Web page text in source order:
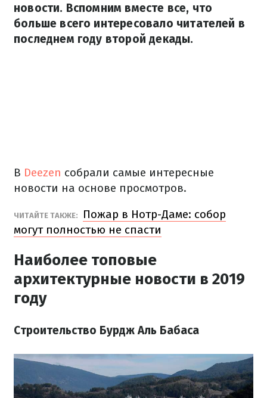
новости. Вспомним вместе все, что
больше всего интересовало читателей в
последнем году второй декады.
В Deezen собрали самые интересные
новости на основе просмотров.
ЧИТАЙТЕ ТАКЖЕ:
Пожар в Нотр-Даме: собор
могут полностью не спасти
Наиболее топовые
архитектурные новости в 2019
году
Строительство Бурдж Аль Бабаса